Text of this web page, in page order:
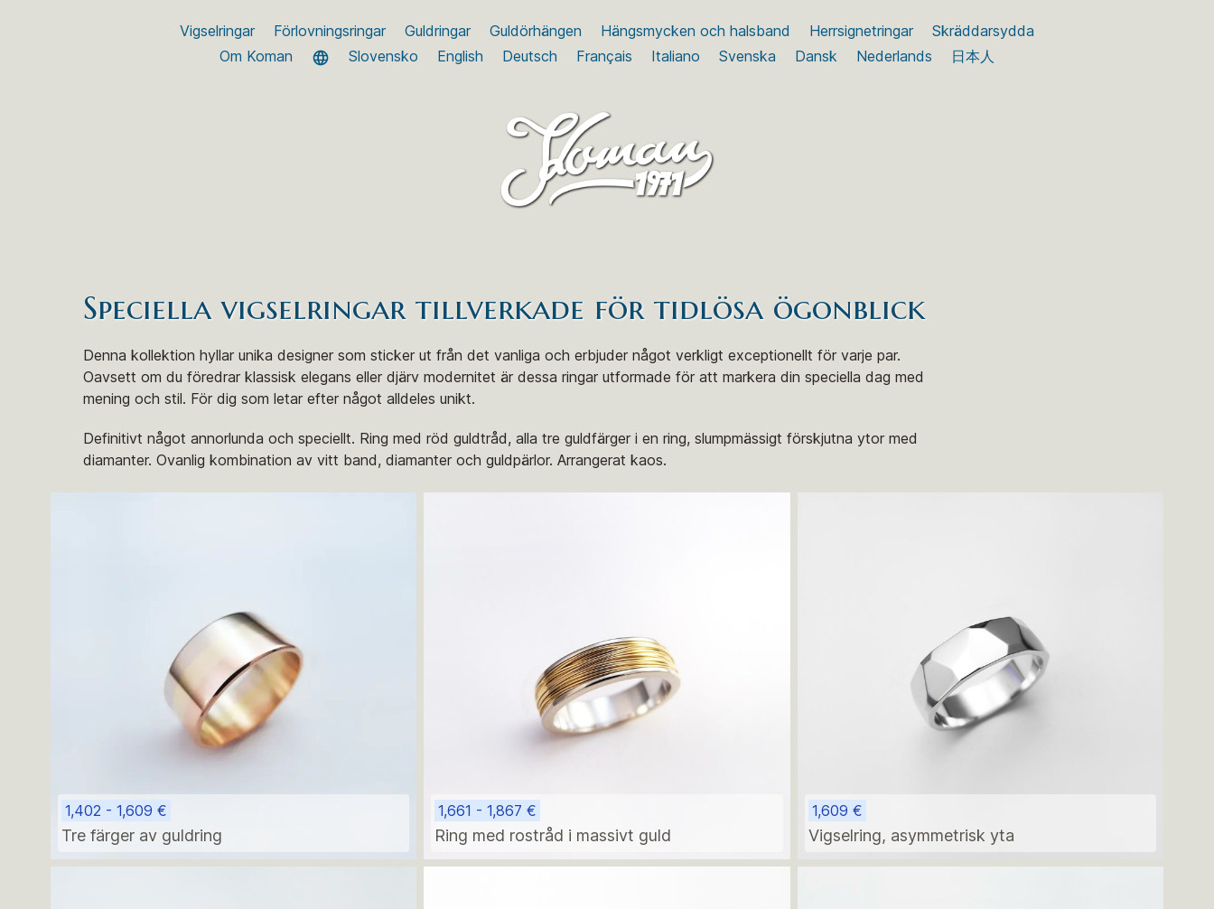
Vigselringar Förlovningsringar Guldringar Guldörhängen Hängsmycken och halsband Herrsignetringar
Skräddarsydda
Om Koman
Slovensko English Deutsch Français Italiano Svenska Dansk Nederlands 日本人
Speciella vigselringar tillverkade för tidlösa ögonblick
Denna kollektion hyllar unika designer som sticker ut från det vanliga och erbjuder något verkligt exceptionellt för varje par.
Oavsett om du föredrar klassisk elegans eller djärv modernitet är dessa ringar utformade för att markera din speciella dag med
mening och stil. För dig som letar efter något alldeles unikt.
Definitivt något annorlunda och speciellt. Ring med röd guldtråd, alla tre guldfärger i en ring, slumpmässigt förskjutna ytor med
diamanter. Ovanlig kombination av vitt band, diamanter och guldpärlor. Arrangerat kaos.
1,402 - 1,609 €
Tre färger av guldring
1,661 - 1,867 €
Ring med rostråd i massivt guld
1,609 €
Vigselring, asymmetrisk yta